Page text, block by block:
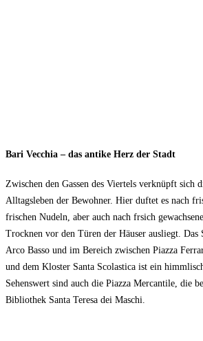
Bari Vecchia – das antike Herz der Stadt
Zwischen den Gassen des Viertels verknüpft sich
Alltagsleben der Bewohner. Hier duftet es nach
frischen Nudeln, aber auch nach frsich
Trocknen vor den Türen der Häuser ausliegt. Das
Arco Basso und im Bereich zwischen Piazza
und dem Kloster Santa Scolastica ist ein
Sehenswert sind auch die Piazza Mercantile, die
Bibliothek Santa Teresa dei Maschi.